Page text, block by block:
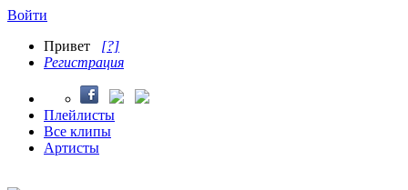
Войти
Привет [?]
Регистрация
Плейлисты
Все клипы
Артисты